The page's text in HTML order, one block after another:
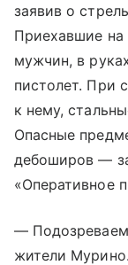
заявив о
Приехавшие
мужчин, в
пистолет. При
к нему,
Опасные
дебоширов —
«Оперативное
—
жители